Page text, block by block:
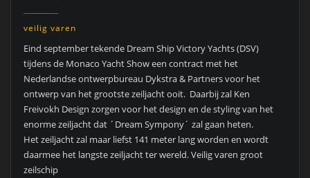
veilig varen
Eind september tekende Dream Ship Victory Yachts (DSV)
tijdens de Monaco Yacht Show een contract met het
Nederlandse ontwerpbureau Dykstra & Partners voor het
ontwerp van het grootste zeiljacht ooit. Daarbij zal Ken
Freivokh Design zorgen voor het design en de styling van het
enorme zeiljacht dat ´Dream Sympony´ zal gaan heten.
Het zeiljacht zal maar liefst 141 meter lang worden en wordt
daarmee het langste zeiljacht ter wereld. Veilig varen groot
zeilschip